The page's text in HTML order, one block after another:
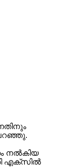
നല്‍കിയ
എക്‌സില്‍